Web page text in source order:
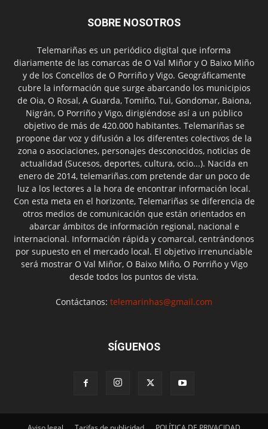
SOBRE NOSOTROS
Telemariñas es un periódico digital que informa
diariamente de las comarcas de O Val Miñor y O Baixo Miño
y de los Concellos de O Porriño y Vigo. Geográficamente
cubre la información que surge abarcando los municipios
de Oia, O Rosal, A Guarda, Tomiño, Tui, Gondomar, Baiona,
Nigrán, O Porriño y Vigo, dirigiéndose así a un público
objetivo de más de 420.000 habitantes. Telemariñas se
propone dar voz y difusión a los diferentes colectivos de la
zona o asociaciones, personajes desconocidos, noticias de
actualidad (Sucesos, deportes, cultura, ocio...). Nacida en
enero de 2014, telemariñas.com pretende dar un poco de
luz a los lectores a la hora de encontrar información local.
Con esta meta en el horizonte, Telemariñas se diferencia de
otros medios de comunicación que están orientados en
abarcar ámbitos de información regional, nacional e
internacional. Información rápida y comarcal, centrándonos
por supuesto en el mercado local. El objetivo irrenunciable
será mostrar O Val Miñor, O Baixo Miño, O Porriño y Vigo
desde todos los puntos de vista.
Contáctanos: telemarinhas@gmail.com
SÍGUENOS